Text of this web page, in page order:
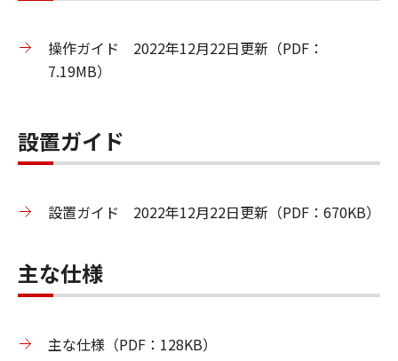
操作ガイド 2022年12月22日更新（PDF：
7.19MB）
設置ガイド
設置ガイド 2022年12月22日更新（PDF：670KB）
主な仕様
主な仕様（PDF：128KB）